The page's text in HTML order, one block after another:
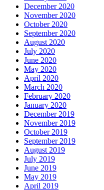
December 2020
November 2020
October 2020
September 2020
August 2020
July 2020
June 2020
May 2020
April 2020
March 2020
February 2020
January 2020
December 2019
November 2019
October 2019
September 2019
August 2019
July 2019
June 2019
May 2019
April 2019